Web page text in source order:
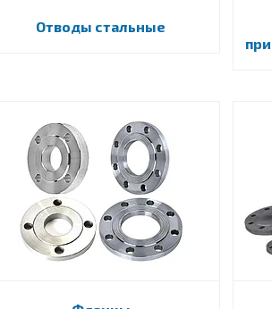
Отводы стальные